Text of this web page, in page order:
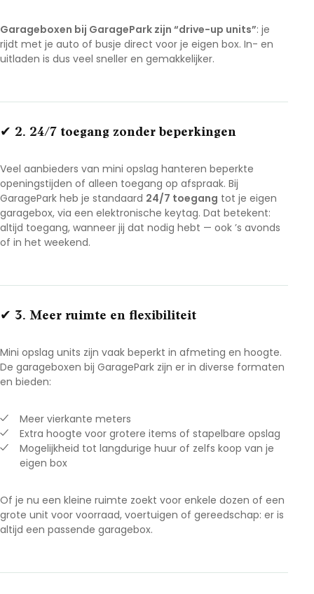
Garageboxen bij GaragePark zijn “drive-up units”: je
rijdt met je auto of busje direct voor je eigen box. In- en
uitladen is dus veel sneller en gemakkelijker.
✔ 2. 24/7 toegang zonder beperkingen
Veel aanbieders van mini opslag hanteren beperkte
openingstijden of alleen toegang op afspraak. Bij
GaragePark heb je standaard 24/7 toegang tot je eigen
garagebox, via een elektronische keytag. Dat betekent:
altijd toegang, wanneer jij dat nodig hebt — ook ’s avonds
of in het weekend.
✔ 3. Meer ruimte en flexibiliteit
Mini opslag units zijn vaak beperkt in afmeting en hoogte.
De garageboxen bij GaragePark zijn er in diverse formaten
en bieden:
Meer vierkante meters
Extra hoogte voor grotere items of stapelbare opslag
Mogelijkheid tot langdurige huur of zelfs koop van je
eigen box
Of je nu een kleine ruimte zoekt voor enkele dozen of een
grote unit voor voorraad, voertuigen of gereedschap: er is
altijd een passende garagebox.